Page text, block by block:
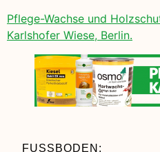
Pflege-Wachse und
Karlshofer Wiese, Berlin.
FUSSBODEN: